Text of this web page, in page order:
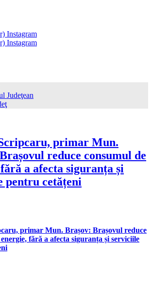
Instagram
Instagram
Judeţean
primar Mun.
reduce consumul de
a afecta siguranța și
pentru cetățeni
primar Mun. Brașov: Brașovul reduce
fără a afecta siguranța și serviciile